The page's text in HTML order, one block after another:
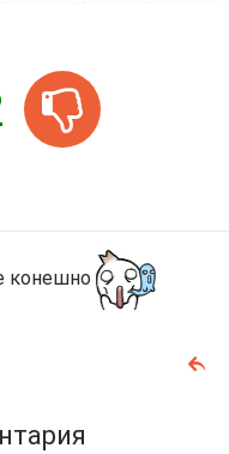
конешно